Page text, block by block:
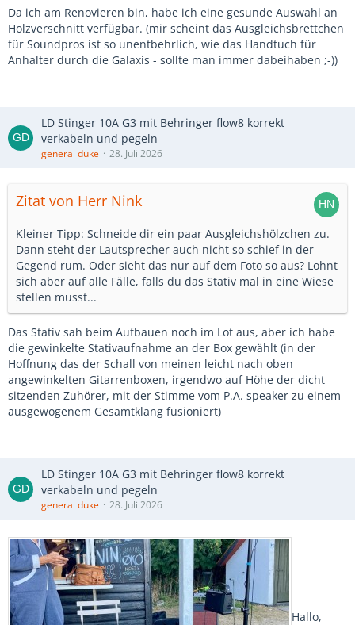
Da ich am Renovieren bin, habe ich eine gesunde Auswahl an
Holzverschnitt verfügbar. (mir scheint das Ausgleichsbrettchen
für Soundpros ist so unentbehrlich, wie das Handtuch für
Anhalter durch die Galaxis - sollte man immer dabeihaben ;-))
LD Stinger 10A G3 mit Behringer flow8 korrekt
verkabeln und pegeln
general duke 28. Juli 2026
Zitat von Herr Nink
Kleiner Tipp: Schneide dir ein paar Ausgleichshölzchen zu.
Dann steht der Lautsprecher auch nicht so schief in der
Gegend rum. Oder sieht das nur auf dem Foto so aus? Lohnt
sich aber auf alle Fälle, falls du das Stativ mal in eine Wiese
stellen musst...
Das Stativ sah beim Aufbauen noch im Lot aus, aber ich habe
die gewinkelte Stativaufnahme an der Box gewählt (in der
Hoffnung das der Schall von meinen leicht nach oben
angewinkelten Gitarrenboxen, irgendwo auf Höhe der dicht
sitzenden Zuhörer, mit der Stimme vom P.A. speaker zu einem
ausgewogenem Gesamtklang fusioniert)
LD Stinger 10A G3 mit Behringer flow8 korrekt
verkabeln und pegeln
general duke 28. Juli 2026
Hallo,